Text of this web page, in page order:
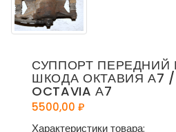
СУППОРТ ПЕРЕДНИЙ
ШКОДА ОКТАВИЯ А7 /
OCTAVIA А7
5500,00 ₽
Характеристики товара: